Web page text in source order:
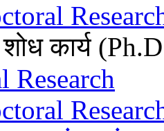
कार्य
Research